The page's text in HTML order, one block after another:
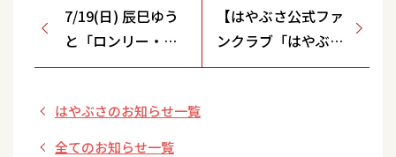
7/19(日) 辰巳ゆう
と「ロンリー・ジ
ェネレーション」
開催決定！＜東十
条商店街会館＞
【はやぶさ公式ファ
ンクラブ「はやぶさ
の会」に関する大切
はやぶさのお知らせ一覧
全てのお知らせ一覧